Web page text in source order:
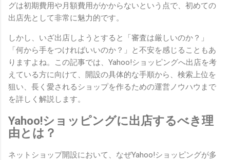
グは初期費用や月額費用がかからないという点で、初めての
出店先として非常に魅力的です。
しかし、いざ出店しようとすると「審査は厳しいのか？」
「何から手をつければいいのか？」と不安を感じることもあ
りますよね。この記事では、Yahoo!ショッピングへ出店を考
えている方に向けて、開設の具体的な手順から、検索上位を
狙い、長く愛されるショップを作るための運営ノウハウまで
を詳しく解説します。
Yahoo!ショッピングに出店するべき理
由とは？
ネットショップ開設において、なぜYahoo!ショッピングが多